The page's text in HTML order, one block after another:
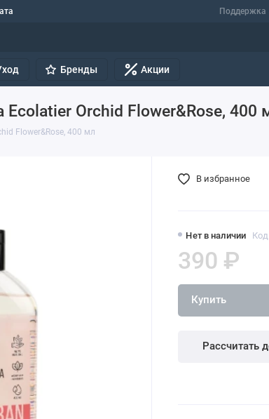
Поддержка
Бренды Акции
Orchid Flower&Rose, 400
Flower&Rose, 400 мл
Нет в наличии
390 ₽
Купить
Рассчитать
В избранное